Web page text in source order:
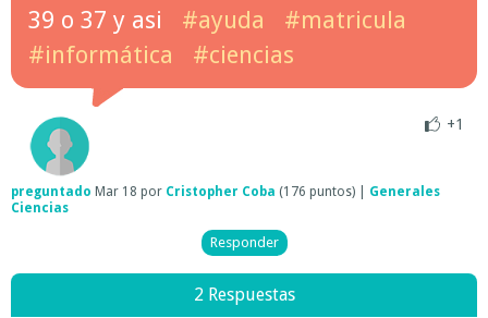
39 o 37 y asi
#ayuda
#matricula
#informática
#ciencias
+1
preguntado Mar 18 por Cristopher Coba (176 puntos)
Generales
Ciencias
2 Respuestas